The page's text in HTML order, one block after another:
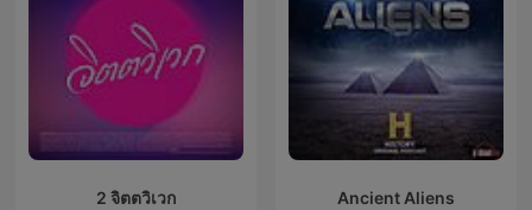
2 จิตตวิเวก Ancient Aliens